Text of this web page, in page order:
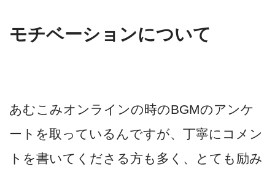
モチベーションについて
あむこみオンラインの時のBGMのアンケ
ートを取っているんですが、丁寧にコメン
トを書いてくださる方も多く、とても励み